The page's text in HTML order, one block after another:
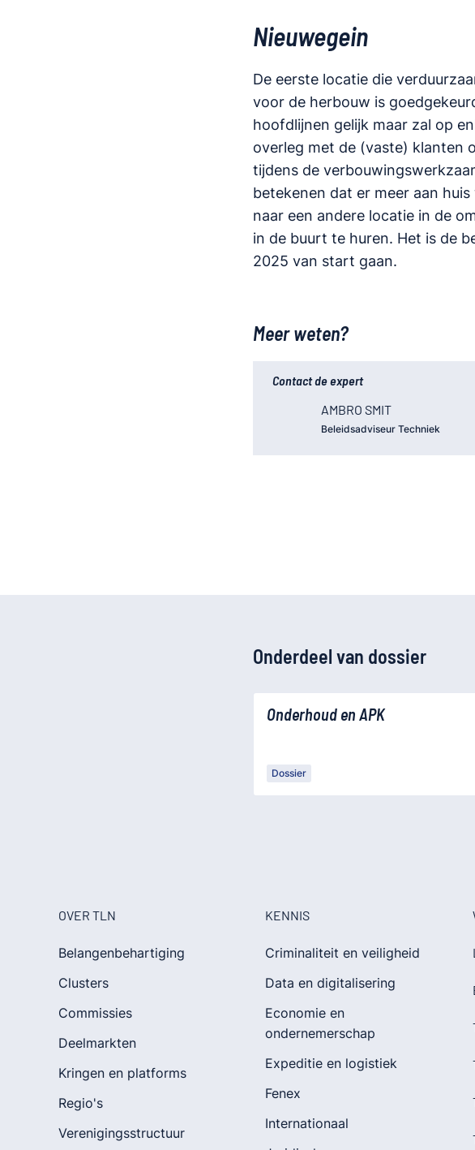
Nieuwegein
De eerste locatie die
voor de herbouw is
hoofdlijnen gelijk maar zal op
overleg met de (vaste) klanten
tijdens de
betekenen dat er meer aan
naar een andere locatie in de
in de buurt te huren. Het is de
2025 van start gaan.
Meer weten?
Contact de expert
AMBRO SMIT
Beleidsadviseur Techniek
Onderdeel van dossier
Onderhoud en APK
Dossier
OVER TLN
Belangenbehartiging
Clusters
Commissies
Deelmarkten
Kringen en platforms
Regio's
Verenigingsstructuur
KENNIS
Criminaliteit en veiligheid
Data en digitalisering
Economie en
ondernemerschap
Expeditie en logistiek
Fenex
Internationaal